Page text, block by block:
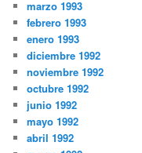
marzo 1993
febrero 1993
enero 1993
diciembre 1992
noviembre 1992
octubre 1992
junio 1992
mayo 1992
abril 1992